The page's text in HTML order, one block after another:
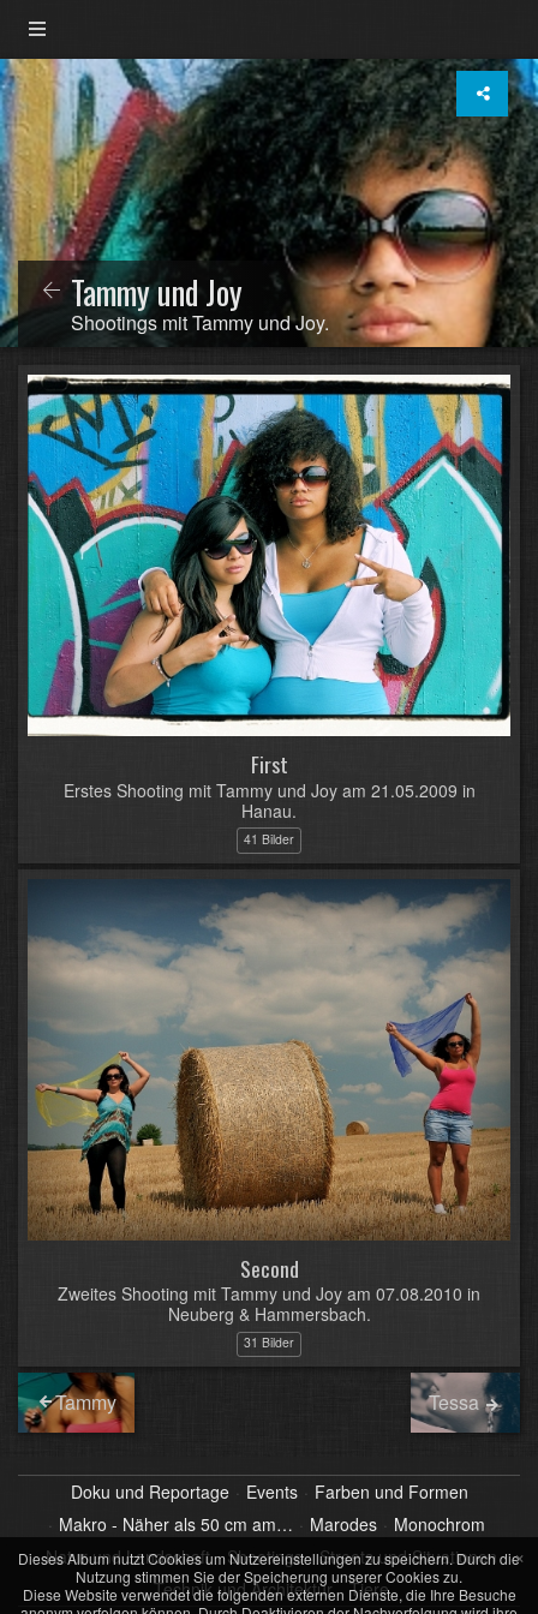
Tammy und Joy
Shootings mit Tammy und Joy.
First
Erstes Shooting mit Tammy und Joy am 21.05.2009 in
Hanau.
41 Bilder
Second
Zweites Shooting mit Tammy und Joy am 07.08.2010 in
Neuberg & Hammersbach.
31 Bilder
Tammy Tessa
Doku und Reportage Events
Farben und Formen
Makro - Näher als 50 cm am…
Marodes
Monochrom
Natur und Landschaft
Shootings
Streets und Situationen
Technik und Architektur
Tiere
×
Dieses Album nutzt Cookies um Nutzereinstellungen zu speichern. Durch die
Nutzung stimmen Sie der Speicherung unserer Cookies zu.
Diese Website verwendet die folgenden externen Dienste, die Ihre Besuche